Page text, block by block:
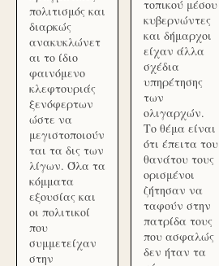
πολιτισμός και
διαρκώς
ανακυκλώνετ
αι το ίδιο
φαινόμενο
κλεφτουριάς
ξενόφερτων
ώστε να
μεγιστοποιούν
ται τα δις των
λίγων. Όλα τα
κόμματα
εξουσίας και
οι πολιτικοί
που
συμμετείχαν
στην
τοπικού μέσου
κυβερνώντες
και δήμαρχοι
είχαν άλλα
σχέδια
υπηρέτησης
των
ολιγαρχών.
Το θέμα είναι
ότι έπειτα του
θανάτου τους
ορισμένοι
ζήτησαν να
ταφούν στην
πατρίδα τους
που ασφαλώς
δεν ήταν τα